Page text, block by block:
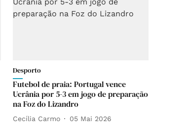
Desporto
Futebol de praia: Portugal vence
Ucrânia por 5-3 em jogo de preparação
na Foz do Lizandro
Cecília Carmo 05 Mai 2026